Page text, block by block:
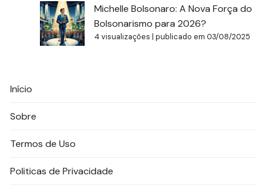
Michelle Bolsonaro: A Nova Força do
Bolsonarismo para 2026?
4 visualizações |publicado em 03/08/2025
Início
Sobre
Termos de Uso
Politicas de Privacidade